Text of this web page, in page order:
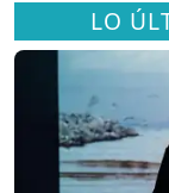
LO